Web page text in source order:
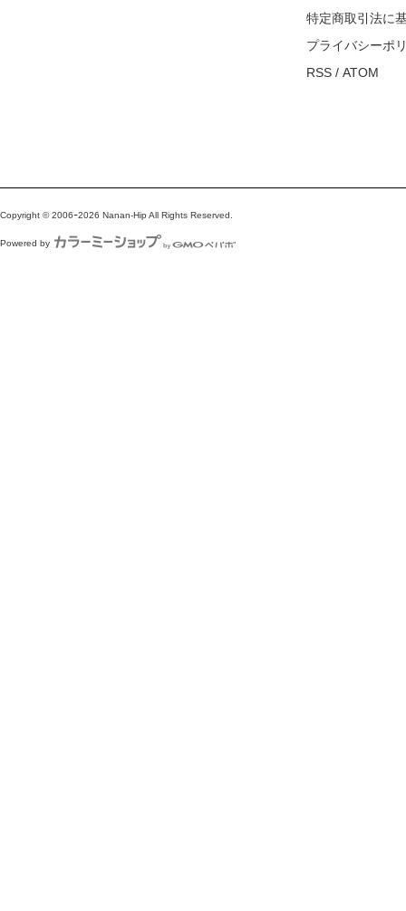
特定商取引法に
プライバシーポ
RSS / ATOM
Copyright © 2006ｰ2026 Nanan-Hip All Rights Reserved.
Powered by